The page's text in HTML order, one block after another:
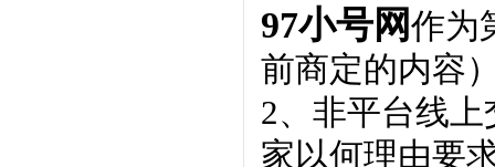
97小号网作为
前商定的内容
2、非平台线
家以何理由要